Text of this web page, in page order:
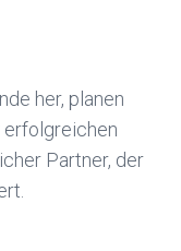
her, planen
erfolgreichen
Partner, der